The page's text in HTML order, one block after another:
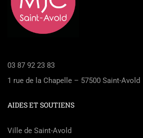
03 87 92 23 83
1 rue de la Chapelle – 57500 Saint-Avold
AIDES ET SOUTIENS
Ville de Saint-Avold